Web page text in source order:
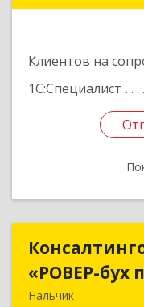
Клиентов на
1С:Специалист
«РОВЕР-бух
Нальчик